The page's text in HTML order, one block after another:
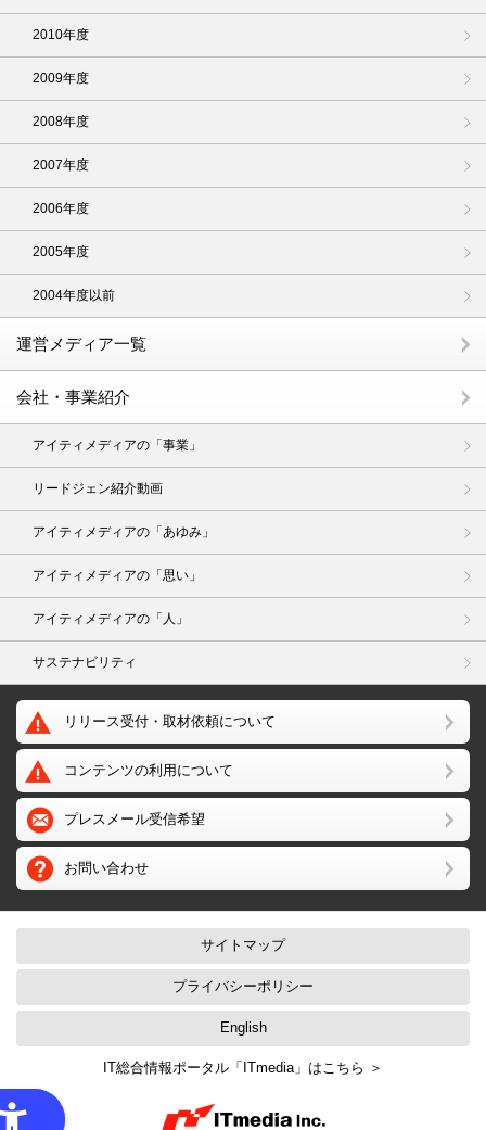
2010年度
2009年度
2008年度
2007年度
2006年度
2005年度
2004年度以前
運営メディア一覧
会社・事業紹介
アイティメディアの「事業」
リードジェン紹介動画
アイティメディアの「あゆみ」
アイティメディアの「思い」
アイティメディアの「人」
サステナビリティ
リリース受付・取材依頼について
コンテンツの利用について
プレスメール受信希望
お問い合わせ
サイトマップ
プライバシーポリシー
English
IT総合情報ポータル「ITmedia」はこちら ＞